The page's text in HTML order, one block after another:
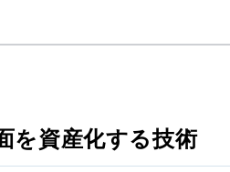
を資産化する技術